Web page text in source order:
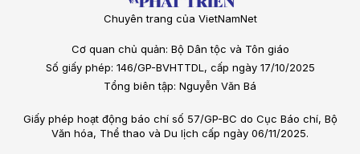
Chuyên trang của VietNamNet
Cơ quan chủ quản: Bộ Dân tộc và Tôn giáo
Số giấy phép: 146/GP-BVHTTDL, cấp ngày 17/10/2025
Tổng biên tập: Nguyễn Văn Bá
Giấy phép hoạt động báo chí số 57/GP-BC do Cục Báo chí, Bộ
Văn hóa, Thể thao và Du lịch cấp ngày 06/11/2025.